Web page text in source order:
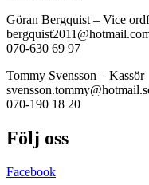
Göran Bergquist – Vice
070-630 69 97
Tommy Svensson – Kassör
070-190 18 20
Följ oss
Facebook